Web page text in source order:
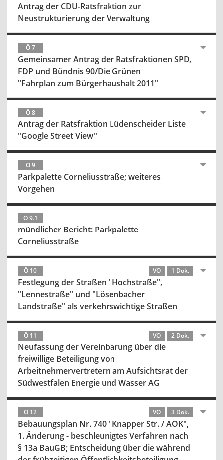
Antrag der CDU-Ratsfraktion zur
Neustrukturierung der Verwaltung
Ö 7
Gemeinsamer Antrag der Ratsfraktionen SPD,
FDP und Bündnis 90/Die Grünen
"Fahrplan zum Bürgerhaushalt 2011"
Ö 8
Antrag der Ratsfraktion Lüdenscheider Liste
"Google Street View"
Ö 9
Parkpalette Corneliusstraße; weiteres
Vorgehen
Ö 9.1
mündlicher Bericht: Parkpalette
Corneliusstraße
Ö 10 VO 1 Dok.
Festlegung der Straßen "Hochstraße",
"Lennestraße" und "Lösenbacher
Landstraße" als verkehrswichtige Straßen
Ö 11 VO 2 Dok.
Neufassung der Vereinbarung über die
freiwillige Beteiligung von
Arbeitnehmervertretern am Aufsichtsrat der
Südwestfalen Energie und Wasser AG
Ö 12 VO 3 Dok.
Bebauungsplan Nr. 740 "Knapper Str. / AOK",
1. Änderung - beschleunigtes Verfahren nach
§ 13a BauGB; Entscheidung über die während